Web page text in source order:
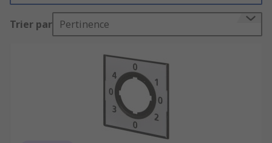
Trier par Pertinence